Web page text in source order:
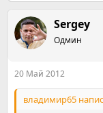
к
ц
и
Sergey
Одмин
20 Май 2012
владимир65